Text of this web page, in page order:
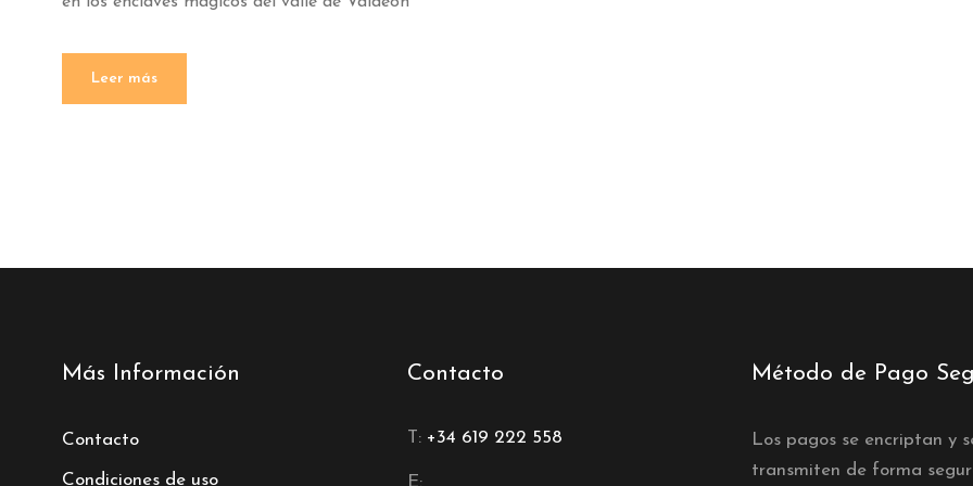
Leer más
Más Información
Contacto
Condiciones de uso
Contacto
T: +34 619 222 558
E:
Método de Pago
Los pagos se encriptan y
transmiten de forma